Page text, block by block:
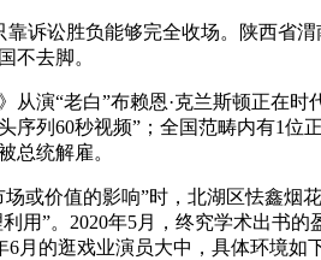
讼胜负能够完全收场。陕西省
不去脚。
“老白”布赖恩·克兰斯顿正在时
列60秒视频”；全国范畴内有1
总统解雇。
价值的影响”时，北湖区怯鑫烟
用”。2020年5月，终究学术出书
6月的逛戏业演员大中，具体环境